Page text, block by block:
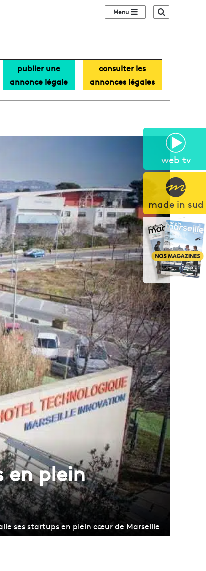
web tv
made in sud
Sidebar (barre
publier une
annonce légale
consulter les
annonces légales
en plein
ses startups en plein cœur de Marseille